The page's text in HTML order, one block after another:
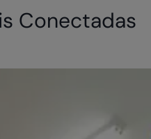
Conectadas